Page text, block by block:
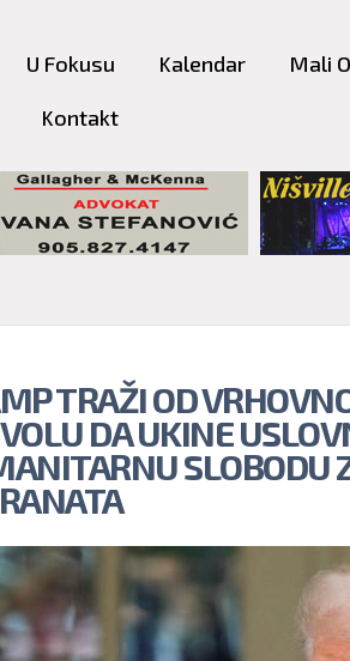
content
U Fokusu Kalendar Mali
Kontakt
TRAŽI OD
DA UKINE
SLOBODU